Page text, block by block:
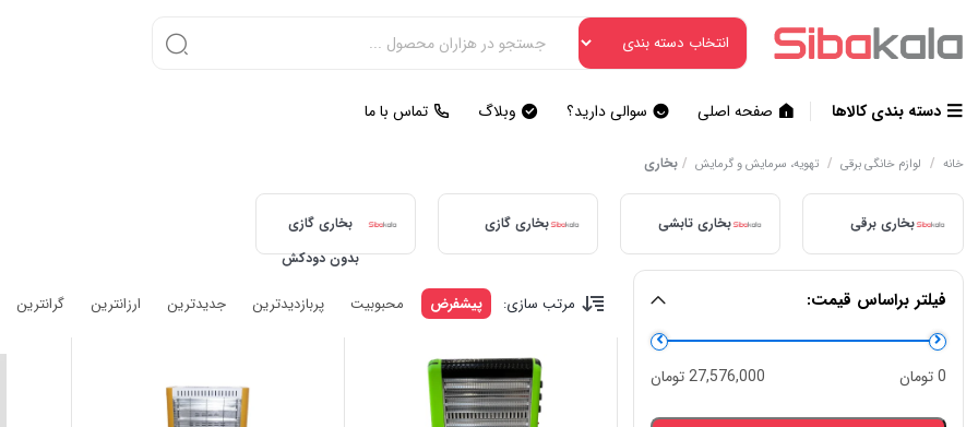
دسته بندی کالاها صفحه اصلی سوالی دارید؟ وبلاگ تماس با ما
خانه / لوازم خانگی برقی / تهویه، سرمایش و گرمایش /بخاری
بخاری برقی بخاری تابشی بخاری گازی
بخاری گازی
بدون دودکش
فیلتر براساس قیمت:
حداقل
قیمت
حداكثر
قيمت
0 تومان 27,576,000 تومان
مرتب سازی: پیشفرض محبوبیت پربازدیدترین جدیدترین ارزانترین گرانترین